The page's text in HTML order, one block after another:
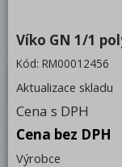
Nerezový
Stolní
Příprava
Pizza
Víko GN 1/1
Kód: RM00012456
Aktualizace skladu
Cena s DPH
Cena bez DPH
Výrobce